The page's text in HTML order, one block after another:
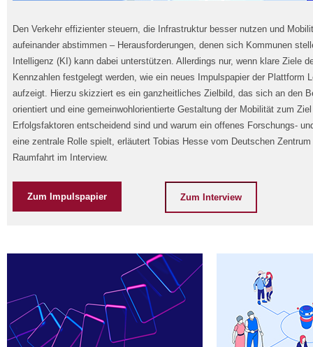
Den Verkehr effizienter steuern, die Infrastruktur besser nutzen und
aufeinander abstimmen – Herausforderungen, denen sich Kommunen
Intelligenz (KI) kann dabei unterstützen. Allerdings nur, wenn klare Ziele
Kennzahlen festgelegt werden, wie ein neues Impulspapier der Plattform
aufzeigt. Hierzu skizziert es ein ganzheitliches Zielbild, das sich an den
orientiert und eine gemeinwohlorientierte Gestaltung der Mobilität zum
Erfolgsfaktoren entscheidend sind und warum ein offenes Forschungs-
eine zentrale Rolle spielt, erläutert Tobias Hesse vom Deutschen
Raumfahrt im Interview.
Zum Impulspapier Zum Interview